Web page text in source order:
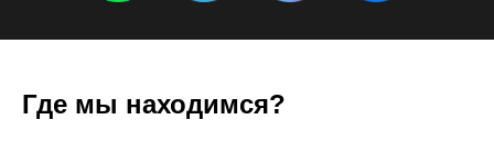
Где мы находимся?